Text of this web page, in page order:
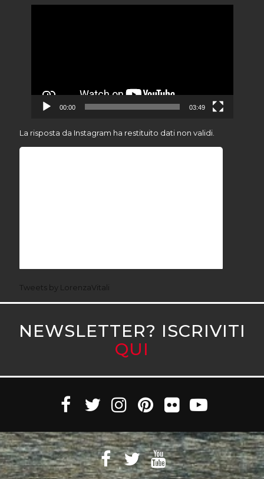
00:00 03:49
La risposta da Instagram ha restituito dati non validi.
Tweets by LorenzaVitali
NEWSLETTER? ISCRIVITI
QUI